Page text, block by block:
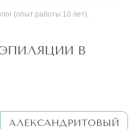
(опыт работы 10 лет).
В
АЛЕКСАНДРИТОВЫЙ